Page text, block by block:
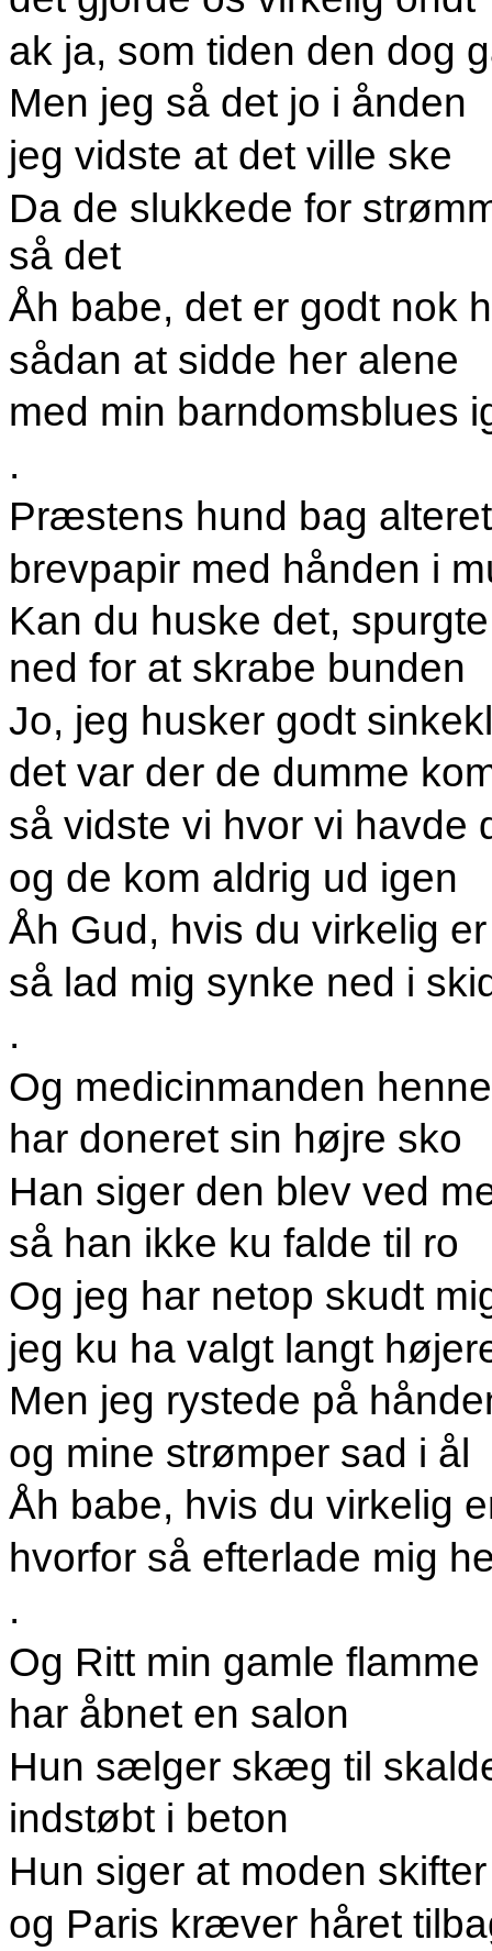
ak ja, som tiden den dog
Men jeg så det jo i ånden
jeg vidste at det ville ske
Da de slukkede for
så det
Åh babe, det er godt nok
sådan at sidde her alene
med min barndomsblues
.
Præstens hund bag alteret
brevpapir med hånden i
Kan du huske det,
ned for at skrabe bunden
Jo, jeg husker godt
det var der de dumme
så vidste vi hvor vi havde
og de kom aldrig ud igen
Åh Gud, hvis du virkelig
så lad mig synke ned i
.
Og medicinmanden
har doneret sin højre sko
Han siger den blev ved
så han ikke ku falde til ro
Og jeg har netop skudt
jeg ku ha valgt langt
Men jeg rystede på
og mine strømper sad i ål
Åh babe, hvis du virkelig
hvorfor så efterlade mig
.
Og Ritt min gamle flamme
har åbnet en salon
Hun sælger skæg til
indstøbt i beton
Hun siger at moden skifter
og Paris kræver håret